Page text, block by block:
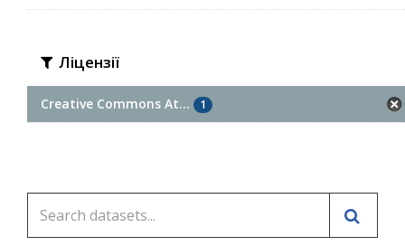
Ліцензії
Creative Commons At... 1